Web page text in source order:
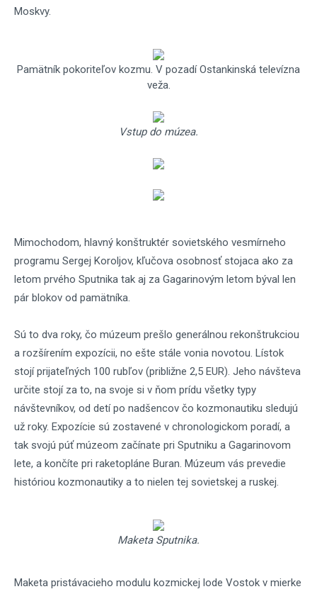
Moskvy.
Pamätník pokoriteľov kozmu. V pozadí Ostankinská televízna
veža.
Vstup do múzea.
Mimochodom, hlavný konštruktér sovietského vesmírneho
programu Sergej Koroljov, kľučova osobnosť stojaca ako za
letom prvého Sputnika tak aj za Gagarinovým letom býval len
pár blokov od pamätníka.
Sú to dva roky, čo múzeum prešlo generálnou rekonštrukciou
a rozšírením expozícii, no ešte stále vonia novotou. Lístok
stojí prijateľných 100 rubľov (približne 2,5 EUR). Jeho návšteva
určite stojí za to, na svoje si v ňom prídu všetky typy
návštevníkov, od detí po nadšencov čo kozmonautiku sledujú
už roky. Expozície sú zostavené v chronologickom poradí, a
tak svojú púť múzeom začínate pri Sputniku a Gagarinovom
lete, a končíte pri raketopláne Buran. Múzeum vás prevedie
históriou kozmonautiky a to nielen tej sovietskej a ruskej.
Maketa Sputnika.
Maketa pristávacieho modulu kozmickej lode Vostok v mierke